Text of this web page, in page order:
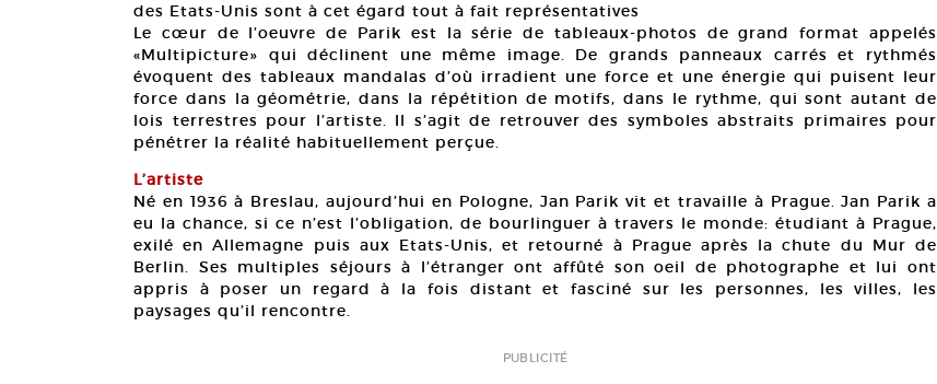
des Etats-Unis sont à cet égard tout à fait représentatives
Le cœur de l’oeuvre de Parik est la série de tableaux-photos de grand format appelés
«Multipicture» qui déclinent une même image. De grands panneaux carrés et rythmés
évoquent des tableaux mandalas d’où irradient une force et une énergie qui puisent leur
force dans la géométrie, dans la répétition de motifs, dans le rythme, qui sont autant de
lois terrestres pour l’artiste. Il s’agit de retrouver des symboles abstraits primaires pour
pénétrer la réalité habituellement perçue.
L’artiste
Né en 1936 à Breslau, aujourd’hui en Pologne, Jan Parik vit et travaille à Prague. Jan Parik a
eu la chance, si ce n’est l’obligation, de bourlinguer à travers le monde: étudiant à Prague,
exilé en Allemagne puis aux Etats-Unis, et retourné à Prague après la chute du Mur de
Berlin. Ses multiples séjours à l’étranger ont affûté son oeil de photographe et lui ont
appris à poser un regard à la fois distant et fasciné sur les personnes, les villes, les
paysages qu’il rencontre.
PUBLICITÉ